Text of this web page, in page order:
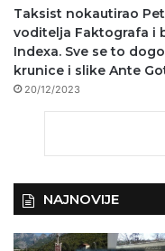
Taksist nokautirao
voditelja Faktografa i
Indexa. Sve se to
krunice i slike Ante
20/12/2023
NAJNOVIJE